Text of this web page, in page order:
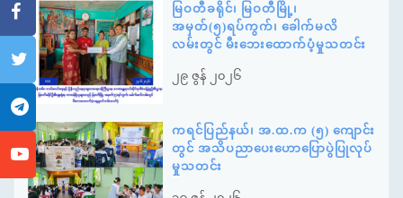
မြဝတီခရိုင်၊ မြဝတီမြို့၊
အမှတ်(၅)ရပ်ကွက်၊ ခေါက်မလိ
လမ်းတွင် မီးဘေးထောက်ပံ့မှုသတင်း
၂၉ ဇွန် ၂၀၂၆
ကရင်ပြည်နယ်၊ အ.ထ.က (၅) ကျောင်း
တွင် အသိပညာပေးဟောပြောပွဲပြုလုပ်
မှုသတင်း